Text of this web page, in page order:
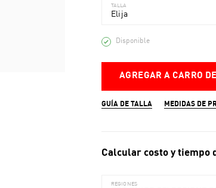
TALLA
Elija
Disponible
AGREGAR A CARRO
GUÍA DE TALLA MEDIDAS DE
Calcular costo y tiempo
REGIONES